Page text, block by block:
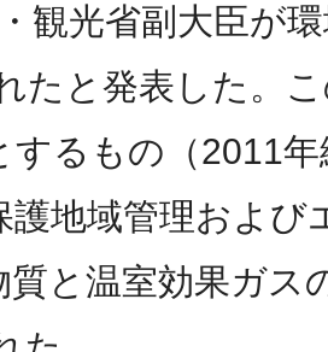
観光省副大臣が
たと発表した。
るもの（2011年
地域管理および
と温室効果ガス